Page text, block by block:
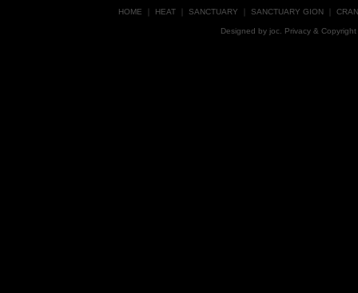
HOME HEAT SANCTUARY SANCTUARY GION
Designed by joc . Privacy &